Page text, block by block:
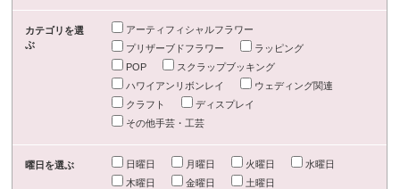
カテゴリを選
ぶ
アーティフィシャルフラワー
プリザーブドフラワー
ラッピング
POP
スクラップブッキング
ハワイアンリボンレイ
ウェディング関連
クラフト
ディスプレイ
その他手芸・工芸
曜日を選ぶ 日曜日 月曜日 火曜日
水曜日
木曜日
金曜日 土曜日